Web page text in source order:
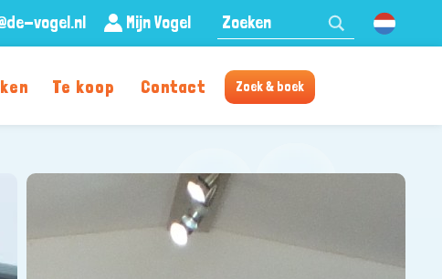
vogel.nl Mijn Vogel Zoeken:
Te koop Contact Zoek & boek